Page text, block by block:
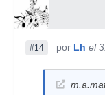
#14 por Lh el